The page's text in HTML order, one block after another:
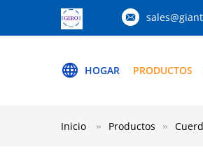
HOGAR PRODUCTOS
Inicio Productos